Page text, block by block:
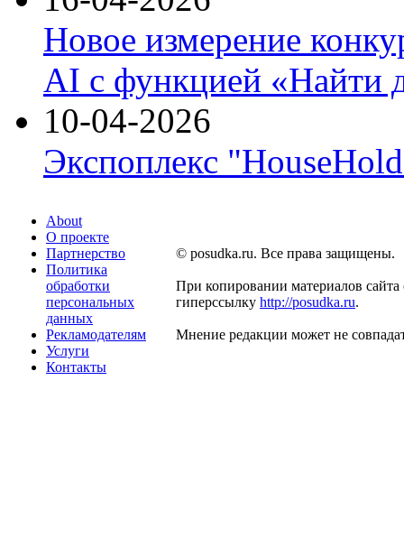
Новое измерение
AI с функцией «Найти
10-04-2026
Экспоплекс
About
О проекте
Партнерство
Политика
обработки
персональных
данных
Рекламодателям
Услуги
Контакты
© posudka.ru. Все права защищены.
При копировании материалов сайта
гиперссылку http://posudka.ru.
Мнение редакции может не